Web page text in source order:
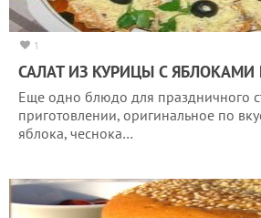
1
САЛАТ ИЗ КУРИЦЫ С
Еще одно блюдо для праздничного
приготовлении, оригинальное по
яблока, чеснока…